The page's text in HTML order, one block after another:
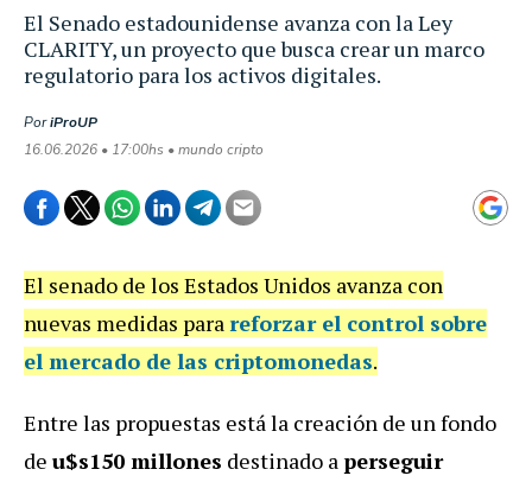
El Senado estadounidense avanza con la Ley
CLARITY, un proyecto que busca crear un marco
regulatorio para los activos digitales.
PoriProUP
16.06.2026 • 17:00hs • mundo cripto
El senado de los Estados Unidos avanza con
nuevas medidas parareforzar el control sobre
el mercado de las criptomonedas.
Entre las propuestas está la creación de un fondo
de u$s150 millones destinado aperseguir